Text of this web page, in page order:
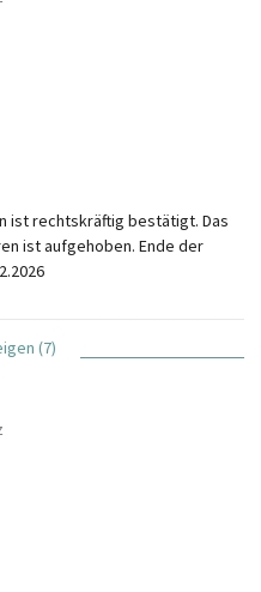
ist rechtskräftig bestätigt. Das
ist aufgehoben. Ende der
(7)